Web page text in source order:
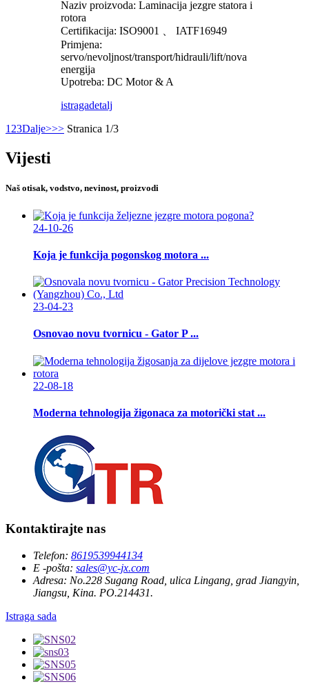
Naziv proizvoda: Laminacija jezgre statora i
rotora
Certifikacija: ISO9001 、 IATF16949
Primjena:
servo/nevoljnost/transport/hidrauli/lift/nova
energija
Upotreba: DC Motor & A
istragadetalj
123Dalje>>> Stranica 1/3
Vijesti
Naš otisak, vodstvo, nevinost, proizvodi
24-10-26
Koja je funkcija pogonskog motora ...
23-04-23
Osnovao novu tvornicu - Gator P ...
22-08-18
Moderna tehnologija žigonaca za motorički stat ...
Kontaktirajte nas
Telefon: 8619539944134
E -pošta: sales@yc-jx.com
Adresa: No.228 Sugang Road, ulica Lingang, grad Jiangyin,
Jiangsu, Kina. PO.214431.
Istraga sada